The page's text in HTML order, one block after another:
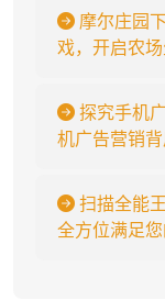
摩尔庄园
戏，开启农
探究手机
机广告营销
扫描全能
全方位满足